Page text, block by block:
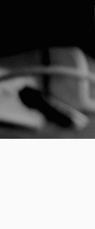
へ
ス
キ
プ